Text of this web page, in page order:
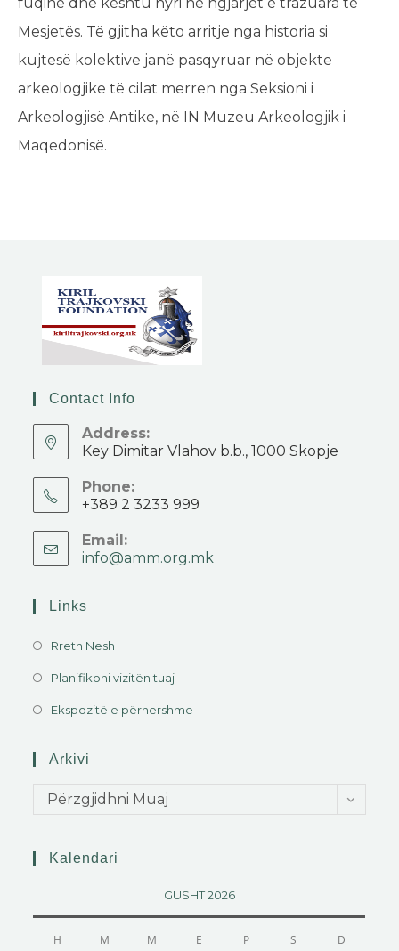
Mesjetës. Të gjitha këto arritje nga historia si
kujtesë kolektive janë pasqyruar në objekte
arkeologjike të cilat merren nga Seksioni i
Arkeologjisë Antike, në IN Muzeu Arkeologjik i
Maqedonisë.
Contact Info
Address:
Key Dimitar Vlahov b.b., 1000 Skopje
Phone:
+389 2 3233 999
Email:
info@amm.org.mk
Links
Rreth Nesh
Planifikoni vizitën tuaj
Ekspozitë e përhershme
Arkivi
Përzgjidhni Muaj
Kalendari
GUSHT 2026
H M M E P S D